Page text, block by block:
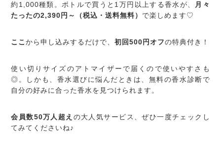
約1,000種類。ボトルで買うと1万円以上する香水が、
月々
たったの2,390円～（税込・送料無料） で楽しめます♡
ここから申し込みするだけで、初回500円オフの特典付き！
使い切りサイズのアトマイザーで届くので使いやすさも
◎。しかも、香水選びに悩んだときは、無料の香水診断で
自分の好みに合った香水を見つけられます。
会員数50万人超え の大人気サービス、ぜひ一度チェックし
てみてくださいね♪